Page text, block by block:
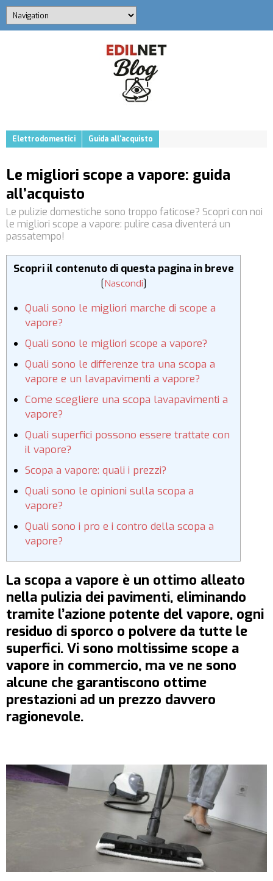
Elettrodomestici Guida all'acquisto
Le migliori scope a vapore: guida
all’acquisto
Le pulizie domestiche sono troppo faticose? Scopri con noi
le migliori scope a vapore: pulire casa diventerá un
passatempo!
Scopri il contenuto di questa pagina in breve
[Nascondi]
Quali sono le migliori marche di scope a
vapore?
Quali sono le migliori scope a vapore?
Quali sono le differenze tra una scopa a
vapore e un lavapavimenti a vapore?
Come scegliere una scopa lavapavimenti a
vapore?
Quali superfici possono essere trattate con
il vapore?
Scopa a vapore: quali i prezzi?
Quali sono le opinioni sulla scopa a
vapore?
Quali sono i pro e i contro della scopa a
vapore?
La scopa a vapore è un ottimo alleato
nella pulizia dei pavimenti, eliminando
tramite l’azione potente del vapore, ogni
residuo di sporco o polvere da tutte le
superfici. Vi sono moltissime scope a
vapore in commercio, ma ve ne sono
alcune che garantiscono ottime
prestazioni ad un prezzo davvero
ragionevole.